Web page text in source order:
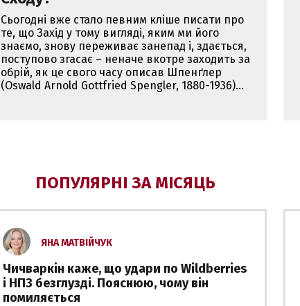
Сьогодні вже стало певним кліше писати про
те, що Захід у тому вигляді, яким ми його
знаємо, знову переживає занепад і, здається,
поступово згасає – неначе вкотре заходить за
обрій, як це свого часу описав Шпенґлер
(Oswald Arnold Gottfried Spengler, 1880-1936)...
ПОПУЛЯРНІ ЗА МІСЯЦЬ
ЯНА МАТВІЙЧУК
Чичваркін каже, що удари по Wildberries
і НПЗ безглузді. Пояснюю, чому він
помиляється